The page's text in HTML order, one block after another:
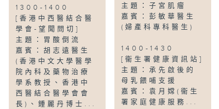
1300-1400
[香港中西醫結合醫
學會-望聞問切]
主題：胃酸倒流
嘉賓：胡志遠醫生
(香港中文大學醫學
院內科及藥物治療
學系教授、香港中
西醫結合醫學會會
長)、鍾麗丹博士...
主題：子宮肌瘤
嘉賓：彭敏華醫生
(婦產科專科醫生)
1400-1430
[衞生署健康資訊站]
主題：承先啟後的
母乳餵哺支援
嘉賓：袁月嫦(衞生
署家庭健康服務...